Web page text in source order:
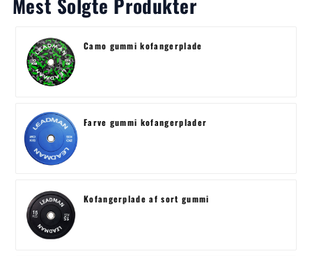
Camo gummi kofangerplade
Farve gummi kofangerplader
Kofangerplade af sort gummi